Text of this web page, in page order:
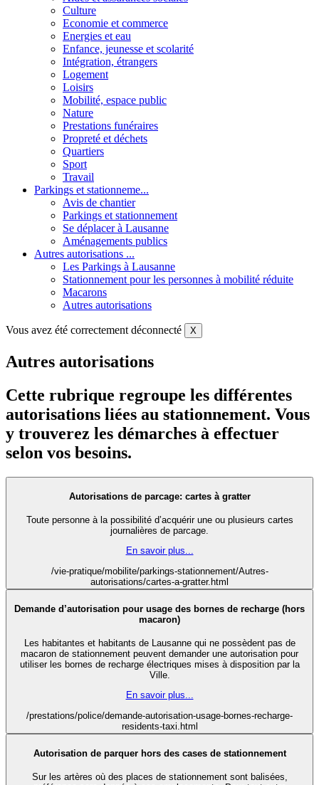
Culture
Economie et commerce
Energies et eau
Enfance, jeunesse et scolarité
Intégration, étrangers
Logement
Loisirs
Mobilité, espace public
Nature
Prestations funéraires
Propreté et déchets
Quartiers
Sport
Travail
Parkings et stationneme...
Avis de chantier
Parkings et stationnement
Se déplacer à Lausanne
Aménagements publics
Autres autorisations ...
Les Parkings à Lausanne
Stationnement pour les personnes à mobilité réduite
Macarons
Autres autorisations
Vous avez été correctement déconnecté X
Autres autorisations
Cette rubrique regroupe les différentes
autorisations liées au stationnement. Vous
y trouverez les démarches à effectuer
selon vos besoins.
Autorisations de parcage: cartes à gratter
Toute personne à la possibilité d’acquérir une ou plusieurs cartes
journalières de parcage.
En savoir plus...
/vie-pratique/mobilite/parkings-stationnement/Autres-
autorisations/cartes-a-gratter.html
Demande d’autorisation pour usage des bornes de recharge (hors
macaron)
Les habitantes et habitants de Lausanne qui ne possèdent pas de
macaron de stationnement peuvent demander une autorisation pour
utiliser les bornes de recharge électriques mises à disposition par la
Ville.
En savoir plus...
/prestations/police/demande-autorisation-usage-bornes-recharge-
residents-taxi.html
Autorisation de parquer hors des cases de stationnement
Sur les artères où des places de stationnement sont balisées,